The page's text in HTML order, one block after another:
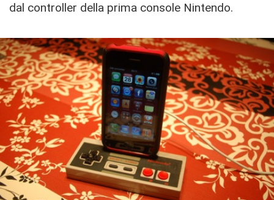
dal controller della prima console Nintendo.